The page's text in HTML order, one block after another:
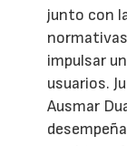
junto con
impulsar
usuarios.
Ausmar